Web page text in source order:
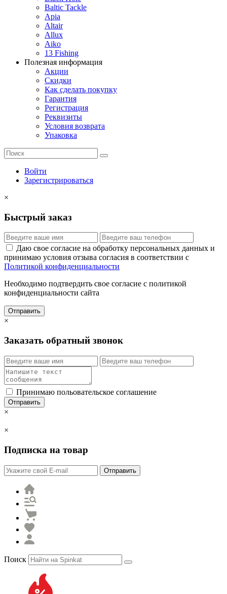
Baltic Tackle
Apia
Altair
Allux
Aiko
13 Fishing
Полезная информация
Акции
Скидки
Как сделать покупку
Гарантия
Регистрация
Реквизиты
Условия возврата
Упаковка
Войти
Зарегистрироваться
×
Быстрый заказ
Даю свое согласие на обработку персональных данных и
принимаю условия отзыва согласия в соответствии с
Политикой конфиденциальности
Необходимо подтвердить свое согласие с политикой
конфиденциальности сайта
Отправить
×
Заказать обратный звонок
Принимаю польовательское соглашение
Отправить
×
×
Подписка на товар
Отправить
Поиск